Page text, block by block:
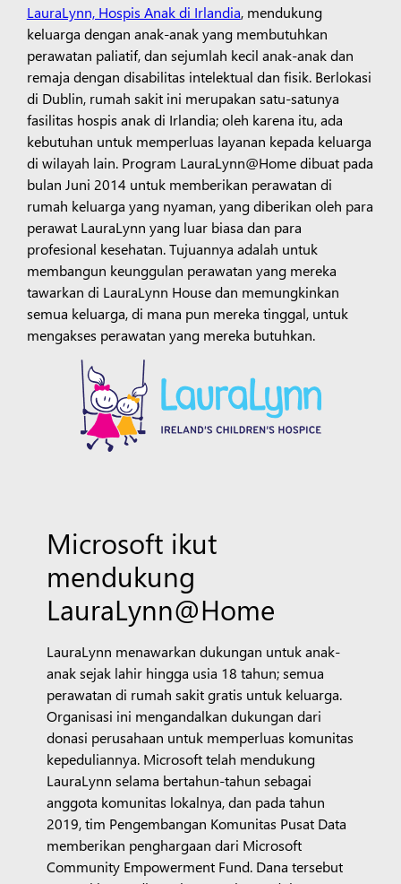
LauraLynn, Hospis Anak di Irlandia, mendukung
keluarga dengan anak-anak yang membutuhkan
perawatan paliatif, dan sejumlah kecil anak-anak dan
remaja dengan disabilitas intelektual dan fisik. Berlokasi
di Dublin, rumah sakit ini merupakan satu-satunya
fasilitas hospis anak di Irlandia; oleh karena itu, ada
kebutuhan untuk memperluas layanan kepada keluarga
di wilayah lain. Program LauraLynn@Home dibuat pada
bulan Juni 2014 untuk memberikan perawatan di
rumah keluarga yang nyaman, yang diberikan oleh para
perawat LauraLynn yang luar biasa dan para
profesional kesehatan. Tujuannya adalah untuk
membangun keunggulan perawatan yang mereka
tawarkan di LauraLynn House dan memungkinkan
semua keluarga, di mana pun mereka tinggal, untuk
mengakses perawatan yang mereka butuhkan.
Microsoft ikut
mendukung
LauraLynn@Home
LauraLynn menawarkan dukungan untuk anak-
anak sejak lahir hingga usia 18 tahun; semua
perawatan di rumah sakit gratis untuk keluarga.
Organisasi ini mengandalkan dukungan dari
donasi perusahaan untuk memperluas komunitas
kepeduliannya. Microsoft telah mendukung
LauraLynn selama bertahun-tahun sebagai
anggota komunitas lokalnya, dan pada tahun
2019, tim Pengembangan Komunitas Pusat Data
memberikan penghargaan dari Microsoft
Community Empowerment Fund. Dana tersebut